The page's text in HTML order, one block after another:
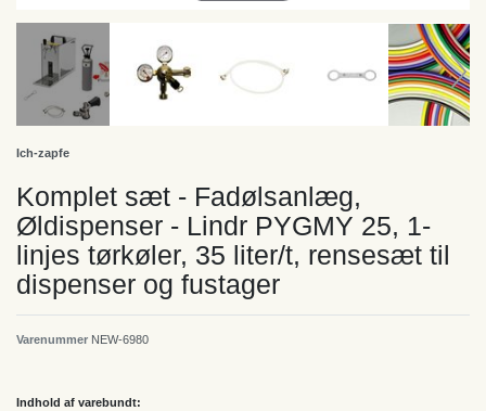
Ich-zapfe
Komplet sæt - Fadølsanlæg,
Øldispenser - Lindr PYGMY 25, 1-
linjes tørkøler, 35 liter/t, rensesæt til
dispenser og fustager
Varenummer NEW-6980
Indhold af varebundt: